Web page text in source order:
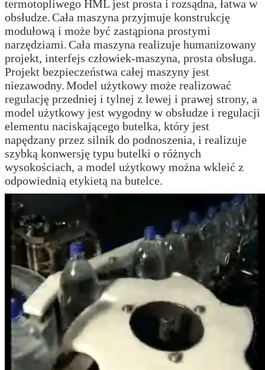
termotopliwego HML jest prosta i rozsądna, łatwa w
obsłudze.Cała maszyna przyjmuje konstrukcję
modułową i może być zastąpiona prostymi
narzędziami.Cała maszyna realizuje humanizowany
projekt, interfejs człowiek-maszyna, prosta obsługa.
Projekt bezpieczeństwa całej maszyny jest
niezawodny.Model użytkowy może realizować
regulację przedniej i tylnej z lewej i prawej strony, a
model użytkowy jest wygodny w obsłudze i regulacji
elementu naciskającego butelka, który jest
napędzany przez silnik do podnoszenia, i realizuje
szybką konwersję typu butelki o różnych
wysokościach, a model użytkowy można wkleić z
odpowiednią etykietą na butelce.